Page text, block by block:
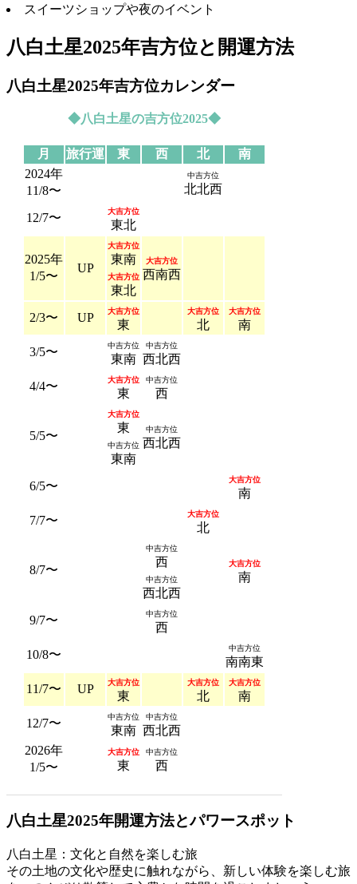
スイーツショップや夜のイベント
八白土星2025年吉方位と開運方法
八白土星2025年吉方位カレンダー
◆八白土星の吉方位2025◆
月 旅行運 東 西 北
南
2024年
11/8〜
中吉方位
北北西
12/7〜 大吉方位
東北
2025年
1/5〜
UP
大吉方位
東南
大吉方位
東北
大吉方位
西南西
2/3〜 UP 大吉方位
東
大吉方位
北
大吉方位
南
3/5〜
中吉方位
東南
中吉方位
西北西
4/4〜
大吉方位
東
中吉方位
西
5/5〜
大吉方位
東
中吉方位
東南
中吉方位
西北西
6/5〜 大吉方位
南
7/7〜
大吉方位
北
8/7〜
中吉方位
西
中吉方位
西北西
大吉方位
南
9/7〜 中吉方位
西
10/8〜
中吉方位
南南東
11/7〜
UP 大吉方位
東
大吉方位
北
大吉方位
南
12/7〜
中吉方位
東南
中吉方位
西北西
2026年
1/5〜
大吉方位
東
中吉方位
西
八白土星2025年開運方法とパワースポット
八白土星：文化と自然を楽しむ旅
その土地の文化や歴史に触れながら、新しい体験を楽しむ旅